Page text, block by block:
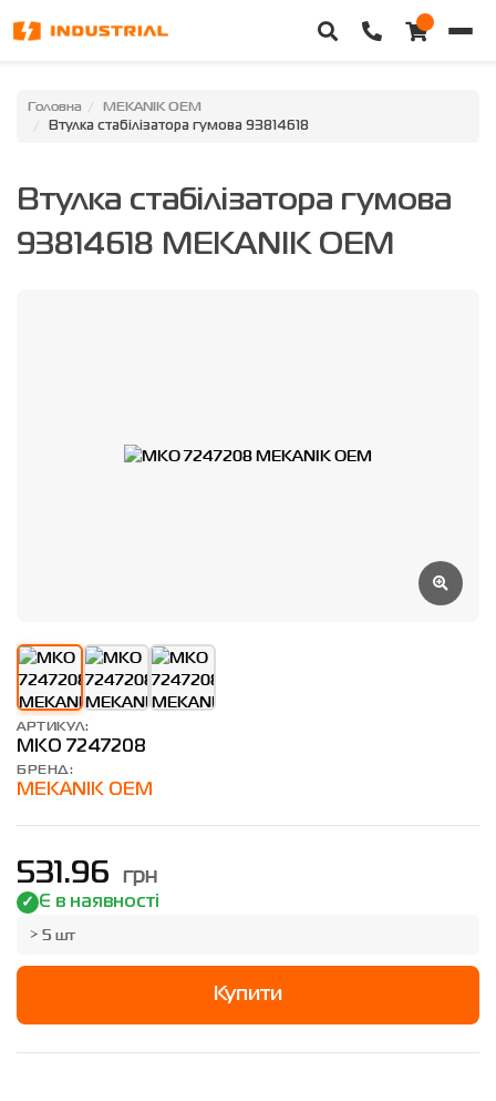
Головна
Категорії
Головна MEKANIK OEM
Втулка стабілізатора гумова 93814618
Втулка стабілізатора гумова
93814618 MEKANIK OEM
АРТИКУЛ:
MKO 7247208
БРЕНД:
MEKANIK OEM
531.96 грн
Є в наявності
> 5 шт
Купити